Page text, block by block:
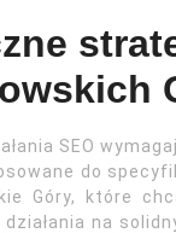
SEO
do
Góry, które
na